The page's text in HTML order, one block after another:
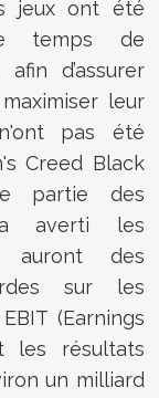
jeux ont été
temps de
d’assurer
leur
pas été
Creed Black
partie des
a averti les
auront des
sur les
(Earnings
les résultats
un milliard